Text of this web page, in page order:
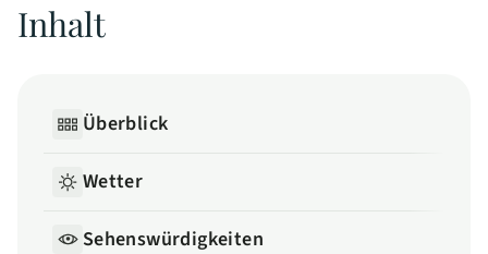
Inhalt
Überblick
Wetter
Sehenswürdigkeiten